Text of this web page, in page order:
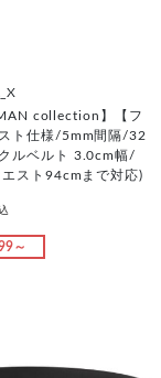
collection】【フ
ト仕様/5mm間隔/32
ルベルト 3.0cm幅/
スト94cmまで対応)
～